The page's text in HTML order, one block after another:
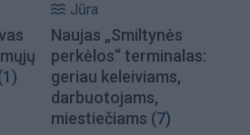
Jūra
Naujas „Smiltynės
perkėlos“ terminalas:
geriau keleiviams,
darbuotojams,
miestiečiams (7)